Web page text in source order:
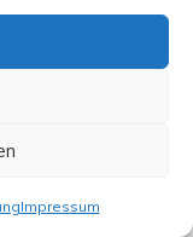
Impressum
widerspreche
einzelnen Fällen
überwiegen